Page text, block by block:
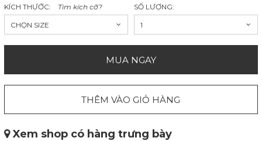
KÍCH THƯỚC: Tìm kích cỡ?
CHỌN SIZE
SỐ LƯỢNG:
1
MUA NGAY
THÊM VÀO GIỎ HÀNG
Xem shop có hàng trưng bày